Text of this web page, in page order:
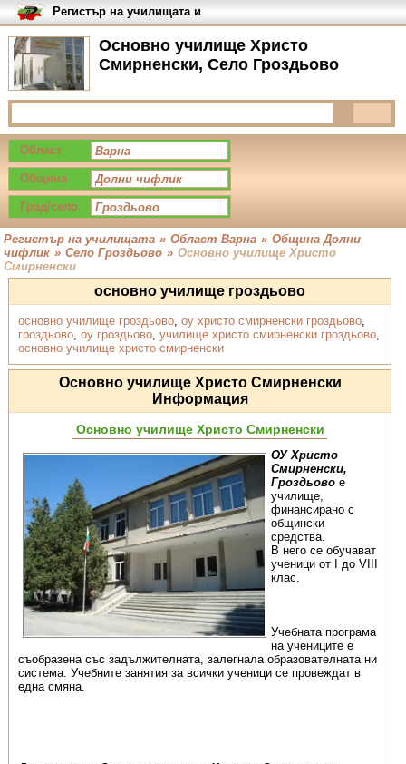
Основно училище Христо
Смирненски, Село Гроздьово
Регистър на училищата и
университетите в България
Област
Община
Град/село
Регистър на училищата » Област Варна » Община Долни
чифлик » Село Гроздьово » Основно училище Христо
Смирненски
основно училище гроздьово
основно училище гроздьово, оу христо смирненски гроздьово,
гроздьово, оу гроздьово, училище христо смирненски гроздьово,
основно училище христо смирненски
Основно училище Христо Смирненски
Информация
Основно училище Христо Смирненски
ОУ Христо
Смирненски,
Гроздьовое
училище,
финансирано с
общински
средства.
В него се обучават
ученици от I до VIII
клас.
Учебната програма
на учениците е
съобразена със задължителната, залегнала образователната ни
система. Учебните занятия за всички ученици се провеждат в
една смяна.